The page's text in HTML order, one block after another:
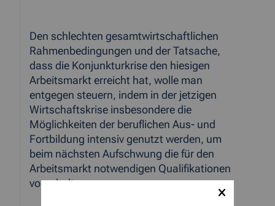
Den schlechten gesamtwirtschaftlichen
Rahmenbedingungen und der Tatsache,
dass die Konjunkturkrise den hiesigen
Arbeitsmarkt erreicht hat, wolle man
entgegen steuern, indem in der jetzigen
Wirtschaftskrise insbesondere die
Möglichkeiten der beruflichen Aus- und
Fortbildung intensiv genutzt werden, um
beim nächsten Aufschwung die für den
Arbeitsmarkt notwendigen Qualifikationen
vorzuhalten.